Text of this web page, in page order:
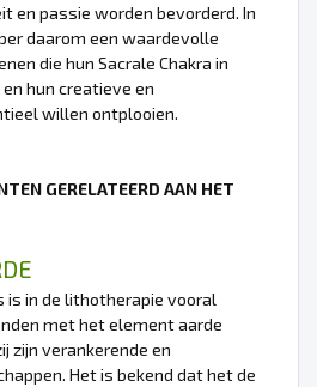
en passie worden bevorderd. In
daarom een waardevolle
die hun Sacrale Chakra in
hun creatieve en
willen ontplooien.
GERELATEERD AAN HET
is in de lithotherapie vooral
met het element aarde
zijn verankerende en
Het is bekend dat het de